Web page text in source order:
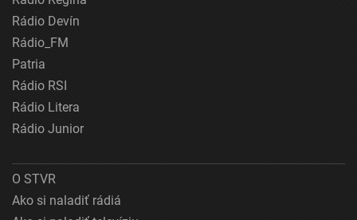
Rádio Devín
Rádio_FM
Patria
Rádio RSI
Rádio Litera
Rádio Junior
O STVR
Ako si naladiť rádiá